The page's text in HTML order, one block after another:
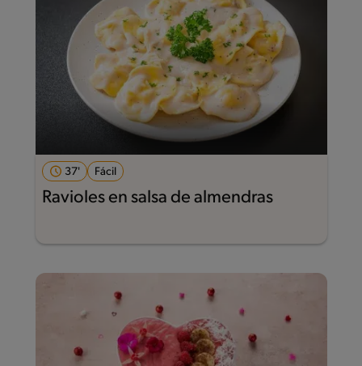
37' Fácil
Ravioles en salsa de almendras